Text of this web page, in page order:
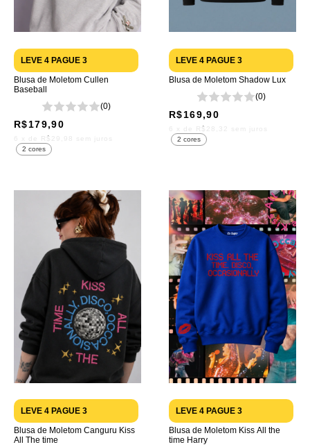
LEVE 4 PAGUE 3
2 cores
Blusa de Moletom Cullen
Baseball
(0)
R$179,90
x de R$29,98
LEVE 4 PAGUE 3
2 cores
Blusa de Moletom Shadow Lux
(0)
R$169,90
x de R$28,32
LEVE 4 PAGUE 3
Blusa de Moletom Canguru Kiss
All The time
LEVE 4 PAGUE 3
Blusa de Moletom Kiss All the
time Harry